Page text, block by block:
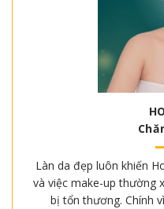
Làn da đẹp luôn khiến
và việc make-up thường
bị tổn thương. Chính